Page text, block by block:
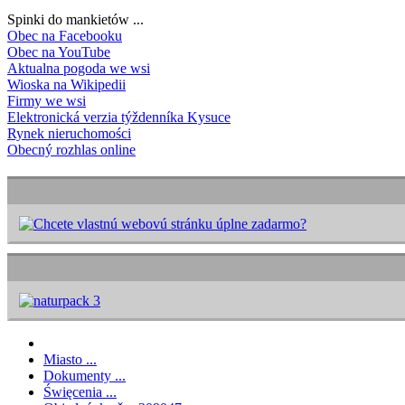
Spinki do mankietów ...
Obec na Facebooku
Obec na YouTube
Aktualna pogoda we wsi
Wioska na Wikipedii
Firmy we wsi
Elektronická verzia týždenníka Kysuce
Rynek nieruchomości
Obecný rozhlas online
Miasto ...
Dokumenty ...
Święcenia ...